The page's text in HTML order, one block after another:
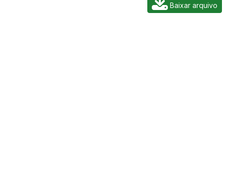
Baixar arquivo